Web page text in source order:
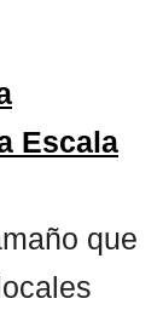
Escala
que